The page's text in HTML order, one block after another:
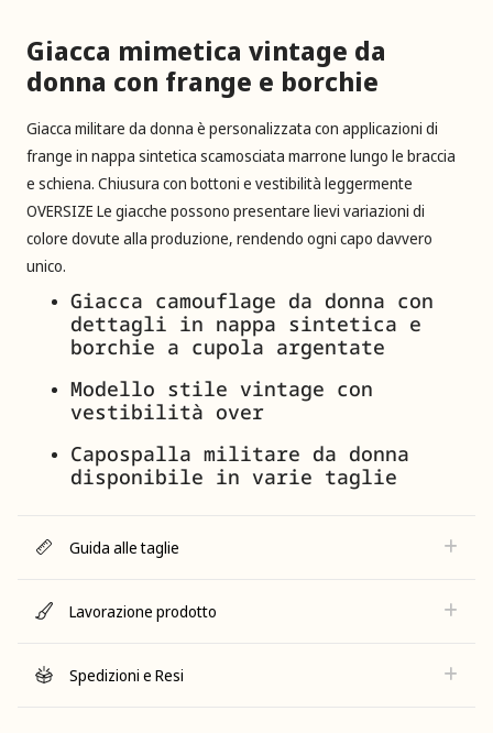
Giacca mimetica vintage da
donna con frange e borchie
Giacca militare da donna è personalizzata con applicazioni di
frange in nappa sintetica scamosciata marrone lungo le braccia
e schiena. Chiusura con bottoni e vestibilità leggermente
OVERSIZE Le giacche possono presentare lievi variazioni di
colore dovute alla produzione, rendendo ogni capo davvero
unico.
Giacca camouflage da donna con
dettagli in nappa sintetica e
borchie a cupola argentate
Modello stile vintage con
vestibilità over
Capospalla militare da donna
disponibile in varie taglie
Guida alle taglie
Lavorazione prodotto
Spedizioni e Resi